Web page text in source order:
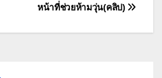
หน้าที่ช่วยห้ามวุ่น(คลิป)